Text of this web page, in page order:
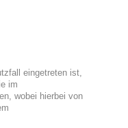
eingetreten ist,
im
wobei hierbei von